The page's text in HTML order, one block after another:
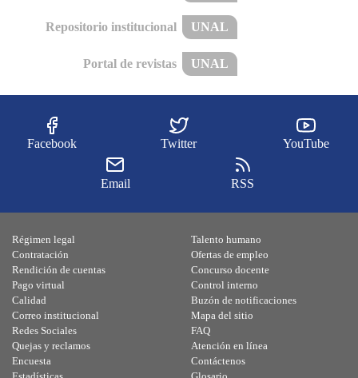
Repositorio institucional UNAL
Portal de revistas UNAL
Facebook Twitter YouTube
Email RSS
Régimen legal
Contratación
Rendición de cuentas
Pago virtual
Calidad
Talento humano
Ofertas de empleo
Concurso docente
Control interno
Buzón de notificaciones
Correo institucional
Redes Sociales
Quejas y reclamos
Encuesta
Mapa del sitio
FAQ
Atención en línea
Contáctenos